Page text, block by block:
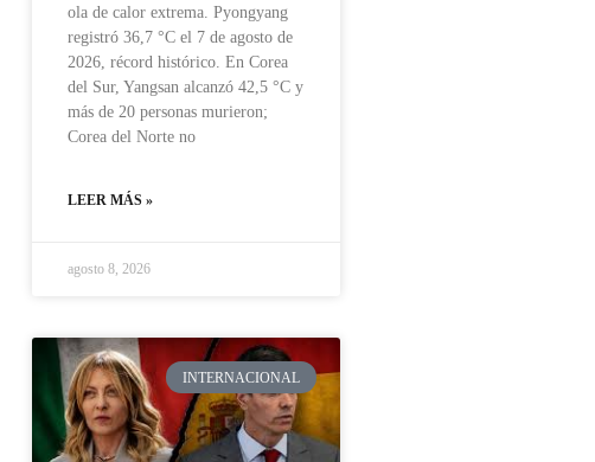
ola de calor extrema. Pyongyang
registró 36,7 °C el 7 de agosto de
2026, récord histórico. En Corea
del Sur, Yangsan alcanzó 42,5 °C y
más de 20 personas murieron;
Corea del Norte no
LEER MÁS »
agosto 8, 2026
INTERNACIONAL